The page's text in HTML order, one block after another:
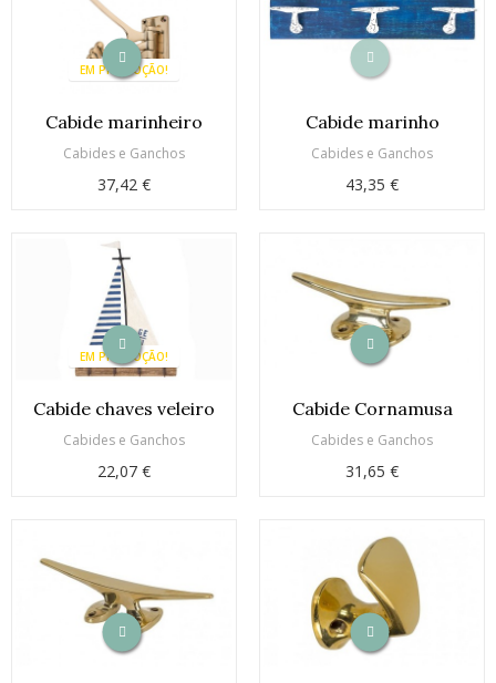
EM PROMOÇÃO!
Cabide marinheiro
Cabides e Ganchos
37,42 €
Cabide marinho
Cabides e Ganchos
43,35 €
EM PROMOÇÃO!
Cabide chaves veleiro
Cabides e Ganchos
22,07 €
Cabide Cornamusa
Cabides e Ganchos
31,65 €